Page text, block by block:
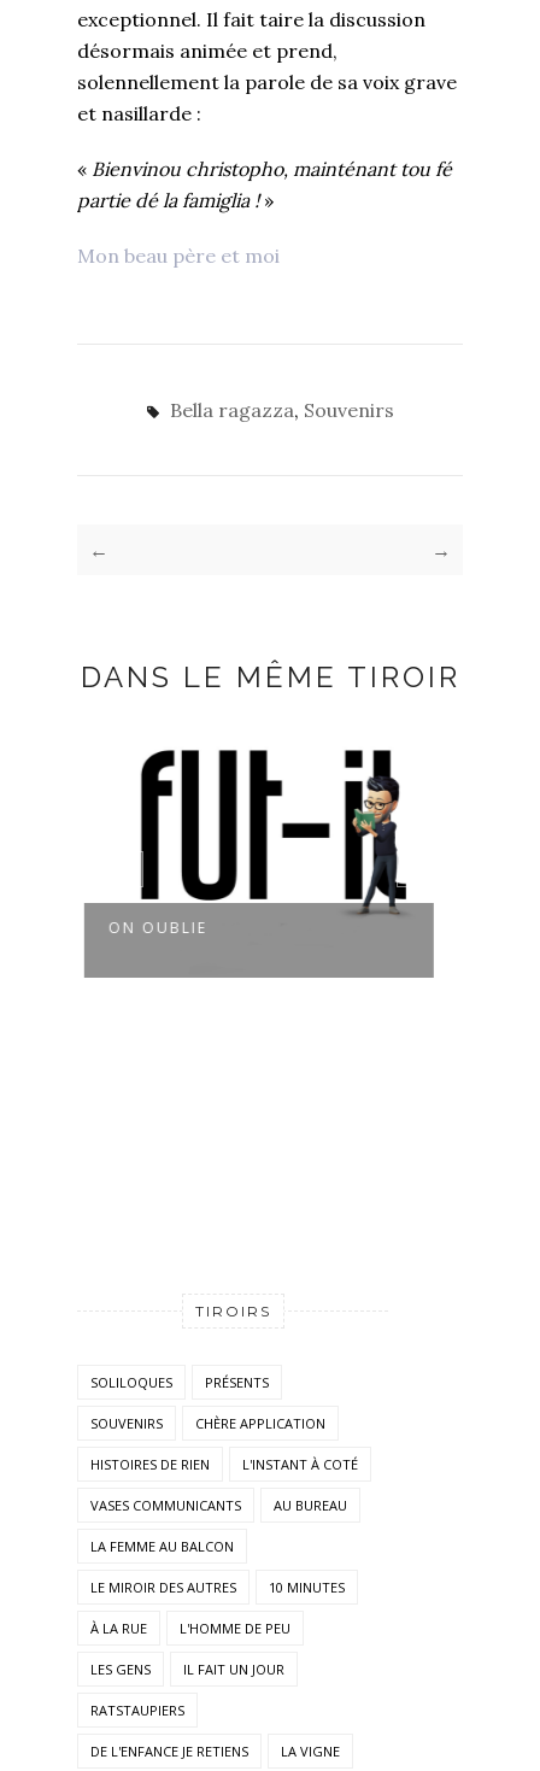
exceptionnel. Il fait taire la discussion
désormais animée et prend,
solennellement la parole de sa voix grave
et nasillarde :
« Bienvinou christopho, mainténant tou fé
partie dé la famiglia !»
Mon beau père et moi
Bella ragazza, Souvenirs
← →
DANS LE MÊME TIROIR
ON OUBLIE
TIROIRS
SOLILOQUES PRÉSENTS
SOUVENIRS CHÈRE APPLICATION
HISTOIRES DE RIEN L'INSTANT À COTÉ
VASES COMMUNICANTS AU BUREAU
LA FEMME AU BALCON
LE MIROIR DES AUTRES 10 MINUTES
À LA RUE L'HOMME DE PEU
LES GENS IL FAIT UN JOUR
RATSTAUPIERS
DE L'ENFANCE JE RETIENS LA VIGNE